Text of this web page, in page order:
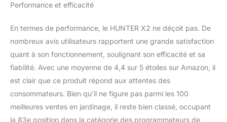
stations d'autres
programmeurs
total. Compatible avec
les télécommandes de
contrôle à distance
ROAM RAOM X pour
effectuer des
démarrages et arrêts
Performance et efficacité
En termes de performance, le HUNTER X2 ne déçoit pas. De
nombreux avis utilisateurs rapportent une grande satisfaction
quant à son fonctionnement, soulignant son efficacité et sa
fiabilité. Avec une moyenne de 4,4 sur 5 étoiles sur Amazon, il
est clair que ce produit répond aux attentes des
consommateurs. Bien qu’il ne figure pas parmi les 100
meilleures ventes en jardinage, il reste bien classé, occupant
la 83e position dans la catégorie des programmateurs de